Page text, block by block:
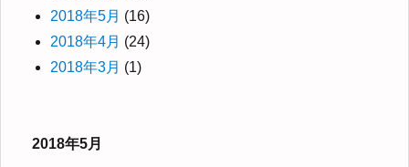
2018年5月 (16)
2018年4月 (24)
2018年3月 (1)
2018年5月